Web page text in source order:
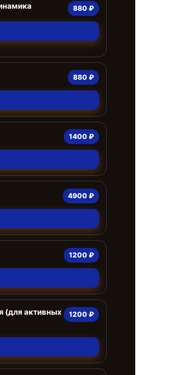
880 ₽
880 ₽
1400 ₽
4900 ₽
1200 ₽
(для активных
1200 ₽